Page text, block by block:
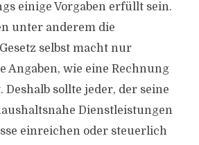
einige Vorgaben erfüllt sein.
unter anderem die
selbst macht nur
Angaben, wie eine Rechnung
Deshalb sollte jeder, der seine
Dienstleistungen
einreichen oder steuerlich